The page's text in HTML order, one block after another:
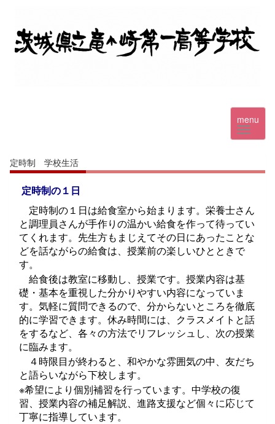
menu
定時制 学校生活
定時制の１日
定時制の１日は給食室から始まります。栄養士さん
と調理員さんが手作りの温かい給食を作って待ってい
てくれます。先生方もまじえてその日にあったことな
どを話ながらの給食は、授業前の楽しいひとときで
す。
給食後は教室に移動し、授業です。授業内容は基
礎・基本を重視した分かりやすい内容になっていま
す。気軽に質問できるので、分からないところを徹底
的に学習できます。休み時間には、クラスメイトと話
をするなど、各々の方法でリフレッシュし、次の授業
に臨みます。
４時限目が終わると、和やかな雰囲気の中、友だち
と語らいながら下校します。
※希望により個別補習を行っています。中学校の復
習、授業内容の補足解説、進路支援など個々に応じて
丁寧に指導しています。